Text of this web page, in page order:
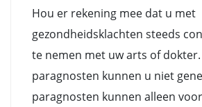
Hou er rekening mee dat u met
gezondheidsklachten steeds
te nemen met uw arts of dokter.
paragnosten kunnen u niet
paragnosten kunnen alleen